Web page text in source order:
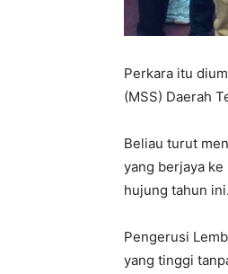
Perkara itu
(MSS) Daerah
Beliau turut
yang berjaya
hujung tahun ini.
Pengerusi
yang tinggi